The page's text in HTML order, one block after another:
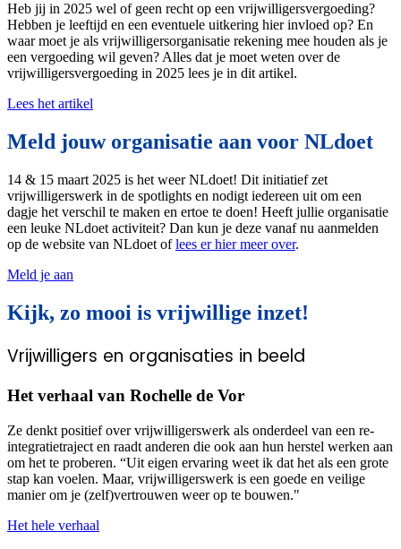
Heb jij in 2025 wel of geen recht op een vrijwilligersvergoeding?
Hebben je leeftijd en een eventuele uitkering hier invloed op? En
waar moet je als vrijwilligersorganisatie rekening mee houden als je
een vergoeding wil geven? Alles dat je moet weten over de
vrijwilligersvergoeding in 2025 lees je in dit artikel.
Lees het artikel
Meld jouw organisatie aan voor NLdoet
14 & 15 maart 2025 is het weer NLdoet! Dit initiatief zet
vrijwilligerswerk in de spotlights en nodigt iedereen uit om een
dagje het verschil te maken en ertoe te doen! Heeft jullie organisatie
een leuke NLdoet activiteit? Dan kun je deze vanaf nu aanmelden
op de website van NLdoet oflees er hier meer over.
Meld je aan
Kijk, zo mooi is vrijwillige inzet!
Vrijwilligers en organisaties in beeld
Het verhaal van Rochelle de Vor
Ze denkt positief over vrijwilligerswerk als onderdeel van een re-
integratietraject en raadt anderen die ook aan hun herstel werken aan
om het te proberen. “Uit eigen ervaring weet ik dat het als een grote
stap kan voelen. Maar, vrijwilligerswerk is een goede en veilige
manier om je (zelf)vertrouwen weer op te bouwen."
Het hele verhaal